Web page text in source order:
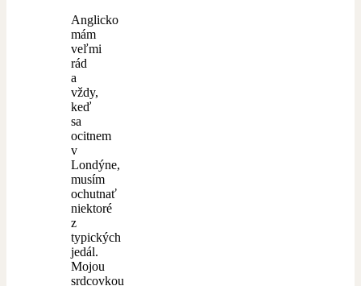
Anglicko
mám
veľmi
rád
a
vždy,
keď
sa
ocitnem
v
Londýne,
musím
ochutnať
niektoré
z
typických
jedál.
Mojou
srdcovkou